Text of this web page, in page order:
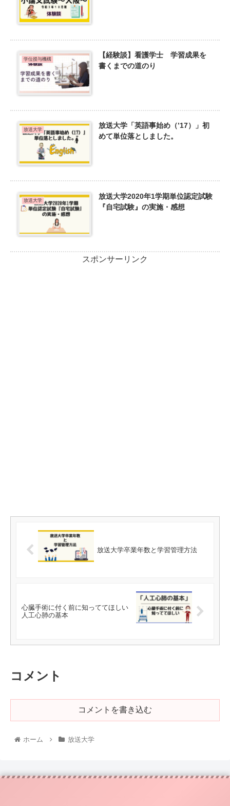
学位授与機構
【経験談】看護学士 学習成果を
書くまでの道のり
放送大学
放送大学「英語事始め（’17）」初
めて単位落としました。
放送大学
放送大学2020年1学期単位認定試験
『自宅試験』の実施・感想
スポンサーリンク
放送大学卒業年数と学習管理方法
心臓手術に付く前に知っててほしい
人工心肺の基本
コメント
コメントを書き込む
ホーム 放送大学